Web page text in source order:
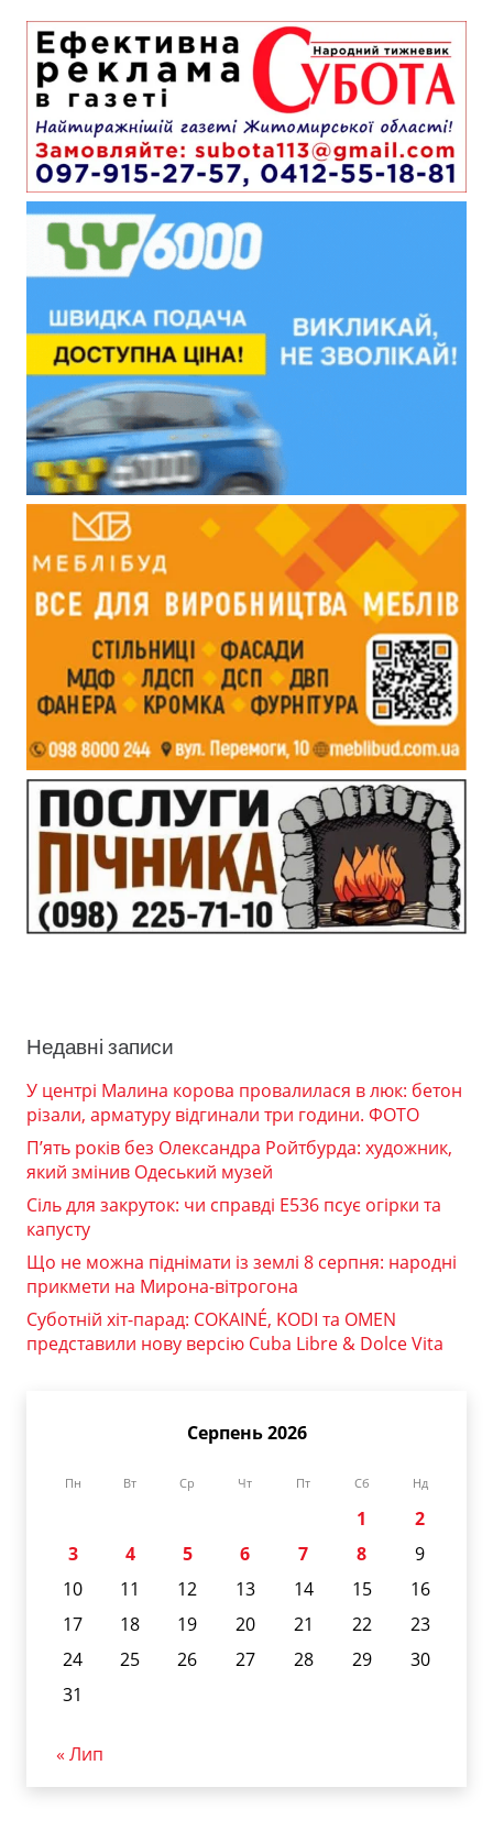
Недавні записи
У центрі Малина корова провалилася в люк: бетон
різали, арматуру відгинали три години. ФОТО
П’ять років без Олександра Ройтбурда: художник,
який змінив Одеський музей
Сіль для закруток: чи справді Е536 псує огірки та
капусту
Що не можна піднімати із землі 8 серпня: народні
прикмети на Мирона-вітрогона
Суботній хіт-парад: COKAINÉ, KODI та OMEN
представили нову версію Cuba Libre & Dolce Vita
Серпень 2026
Пн Вт Ср Чт Пт Сб Нд
1
2
3
4 5 6 7 8
9
10
11 12 13 14 15
16
17
18 19 20 21 22
23
24
25 26 27 28 29
30
31
« Лип